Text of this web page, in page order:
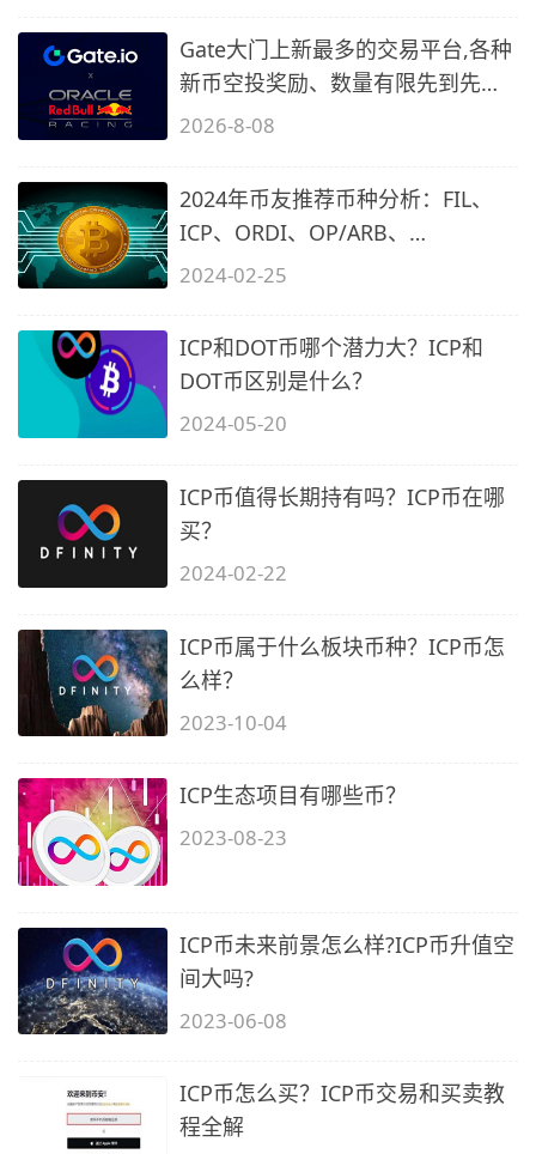
Gate大门上新最多的交易平台,各种
新币空投奖励、数量有限先到先
得…
2026-8-08
2024年币友推荐币种分析：FIL、
ICP、ORDI、OP/ARB、
PIXEL/STRK
2024-02-25
ICP和DOT币哪个潜力大？ICP和
DOT币区别是什么？
2024-05-20
ICP币值得长期持有吗？ICP币在哪
买？
2024-02-22
ICP币属于什么板块币种？ICP币怎
么样？
2023-10-04
ICP生态项目有哪些币？
2023-08-23
ICP币未来前景怎么样?ICP币升值空
间大吗?
2023-06-08
ICP币怎么买？ICP币交易和买卖教
程全解